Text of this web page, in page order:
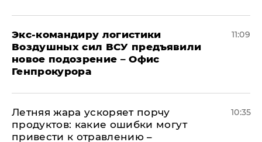
Экс-командиру логистики
Воздушных сил ВСУ предъявили
новое подозрение – Офис
Генпрокурора
11:09
Летняя жара ускоряет порчу
продуктов: какие ошибки могут
привести к отравлению –
10:35